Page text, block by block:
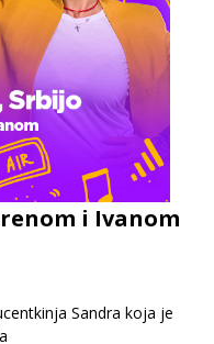
i Ivanom
Sandra koja je